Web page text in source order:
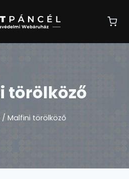
törölköző
/ Malfini törölköző